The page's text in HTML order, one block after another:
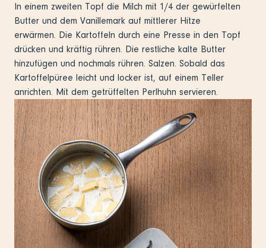
In einem zweiten Topf die Milch mit 1/4 der gewürfelten
Butter und dem Vanillemark auf mittlerer Hitze
erwärmen. Die Kartoffeln durch eine Presse in den Topf
drücken und kräftig rühren. Die restliche kalte Butter
hinzufügen und nochmals rühren. Salzen. Sobald das
Kartoffelpüree leicht und locker ist, auf einem Teller
anrichten. Mit dem getrüffelten Perlhuhn servieren.